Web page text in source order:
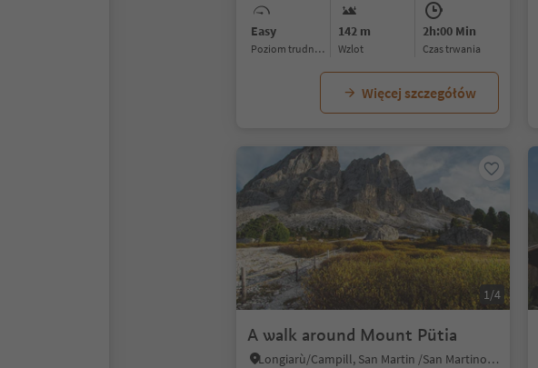
Easy
Poziom trudności
142 m
Wzlot
2h:00 Min
czas trwania
Więcej szczegółów
1/4
A walk around Mount Pütia
Longiarù/Campill, San Martin /San Martino, Dolomites Region Kronplatz/Plan de Corones